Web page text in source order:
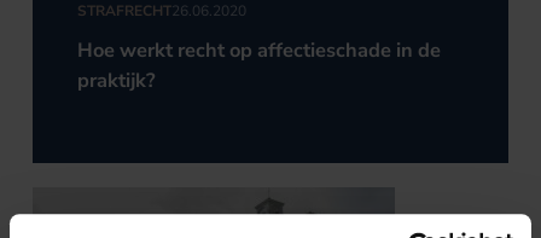
STRAFRECHT26.06.2020
Hoe werkt recht op affectieschade in de
praktijk?